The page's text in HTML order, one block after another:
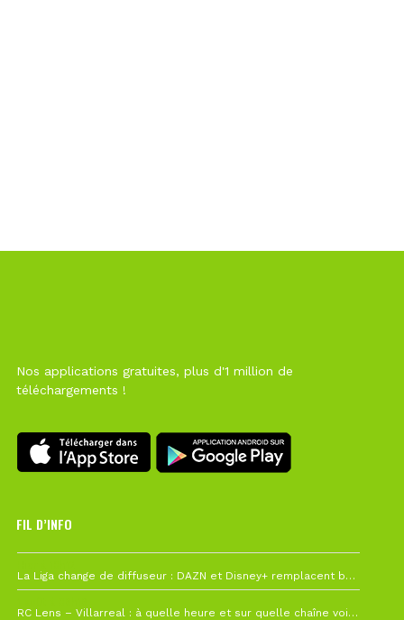
Nos applications gratuites, plus d'1 million de
téléchargements !
FIL D’INFO
La Liga change de diffuseur : DAZN et Disney+ remplacent beIN Sports !
RC Lens – Villarreal : à quelle heure et sur quelle chaîne voir la finale de la Como Cup ?